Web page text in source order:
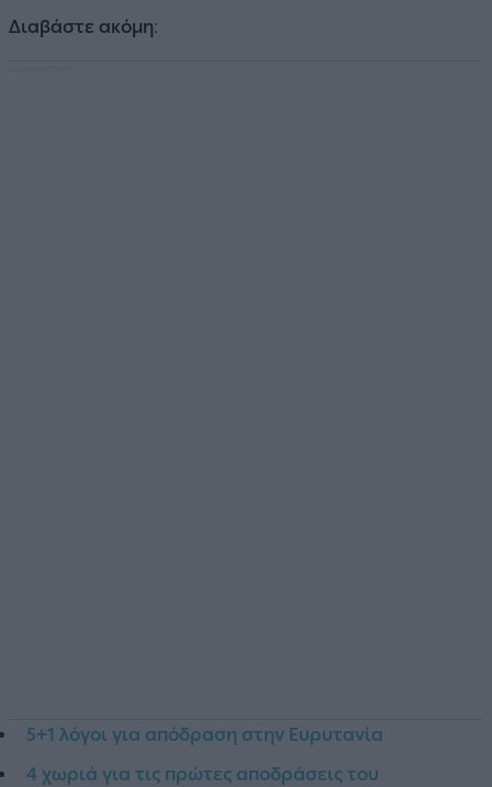
Διαβάστε ακόμη:
5+1 λόγοι για απόδραση στην Ευρυτανία
4 χωριά για τις πρώτες αποδράσεις του